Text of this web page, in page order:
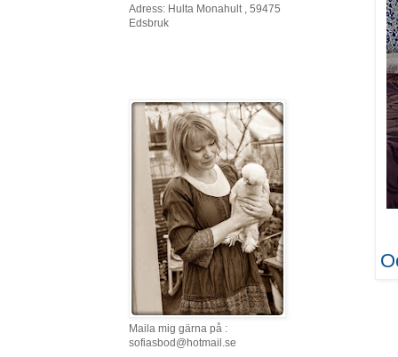
Adress: Hulta Monahult , 59475
Edsbruk
Maila mig gärna på :
sofiasbod@hotmail.se